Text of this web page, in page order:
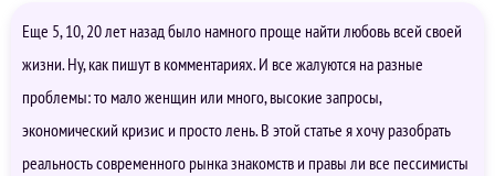
Еще 5, 10, 20 лет назад было намного проще найти любовь всей своей
жизни. Ну, как пишут в комментариях. И все жалуются на разные
проблемы: то мало женщин или много, высокие запросы,
экономический кризис и просто лень. В этой статье я хочу разобрать
реальность современного рынка знакомств и правы ли все пессимисты